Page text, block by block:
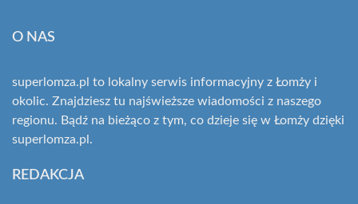
O NAS
superlomza.pl to lokalny serwis informacyjny z Łomży i
okolic. Znajdziesz tu najświeższe wiadomości z naszego
regionu. Bądź na bieżąco z tym, co dzieje się w Łomży dzięki
superlomza.pl.
REDAKCJA